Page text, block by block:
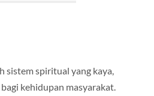
sistem spiritual yang kaya,
kehidupan masyarakat.